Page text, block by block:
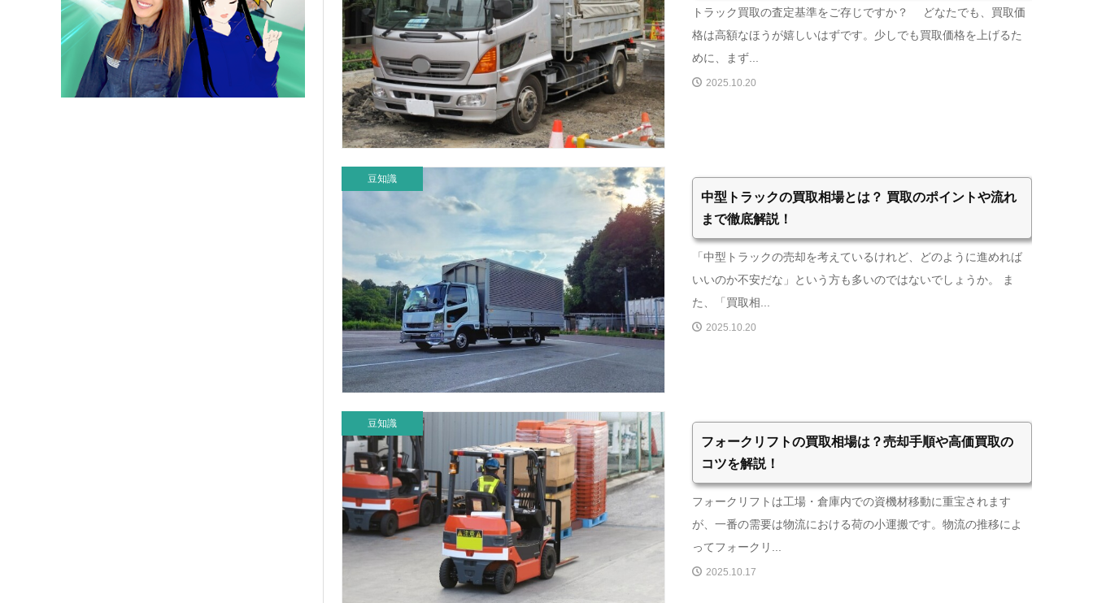
トラック買取の査定基準をご存じですか？ どなたでも、買取価
格は高額なほうが嬉しいはずです。少しでも買取価格を上げるた
めに、まず...
2025.10.20
豆知識
中型トラックの買取相場とは？ 買取のポイントや流れ
まで徹底解説！
「中型トラックの売却を考えているけれど、どのように進めれば
いいのか不安だな」という方も多いのではないでしょうか。 ま
た、「買取相...
2025.10.20
豆知識
フォークリフトの買取相場は？売却手順や高価買取の
コツを解説！
フォークリフトは工場・倉庫内での資機材移動に重宝されます
が、一番の需要は物流における荷の小運搬です。物流の推移によ
ってフォークリ...
2025.10.17